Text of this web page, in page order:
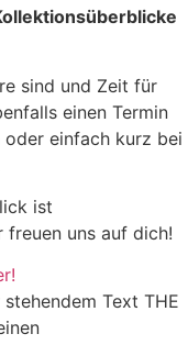
sind und Zeit für
einen Termin
oder einfach kurz bei
ist
freuen uns auf dich!